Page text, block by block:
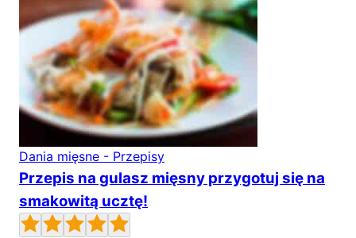
Dania mięsne - Przepisy
Przepis na gulasz mięsny przygotuj się na
smakowitą ucztę!